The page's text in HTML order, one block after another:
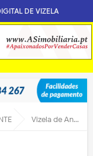
DE VIZELA
Vizela de Antigamente